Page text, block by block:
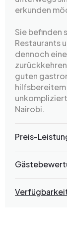
erkunden
Sie befinden
Restaurants
dennoch
guten
Nairobi.
Preis-